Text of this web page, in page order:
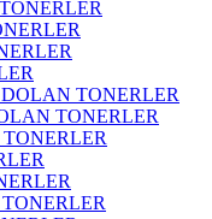
TONERLER
TONERLER